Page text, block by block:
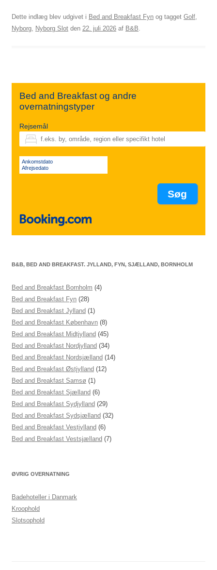
Dette indlæg blev udgivet i Bed and Breakfast Fyn og tagget Golf
Nyborg Nyborg Slot den 22. juli 2026 af B&B
Bed and Breakfast og andre
overnatningstyper
Rejsemål
Ankomstdato
Afrejsedato
B&B, BED AND BREAKFAST. JYLLAND, FYN, SJÆLLAND, BORNHOLM
Bed and Breakfast Bornholm (4)
Bed and Breakfast Fyn (28)
Bed and Breakfast Jylland (1)
Bed and Breakfast København (8)
Bed and Breakfast Midtjylland (45)
Bed and Breakfast Nordjylland (34)
Bed and Breakfast Nordsjælland (14)
Bed and Breakfast Østjylland (12)
Bed and Breakfast Samsø (1)
Bed and Breakfast Sjælland (6)
Bed and Breakfast Sydjylland (29)
Bed and Breakfast Sydsjælland (32)
Bed and Breakfast Vestjylland (6)
Bed and Breakfast Vestsjælland (7)
ØVRIG OVERNATNING
Badehoteller i Danmark
Kroophold
Slotsophold